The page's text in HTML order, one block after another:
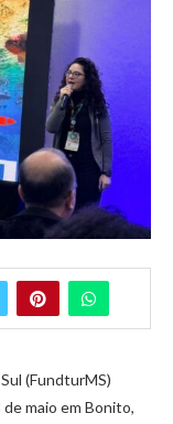
(FundturMS)
maio em Bonito,